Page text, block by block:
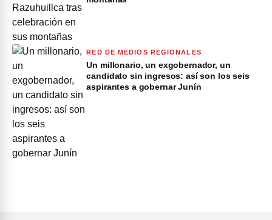
RED DE MEDIOS REGIONALES
Un millonario, un exgobernador, un
candidato sin ingresos: así son los seis
aspirantes a gobernar Junín